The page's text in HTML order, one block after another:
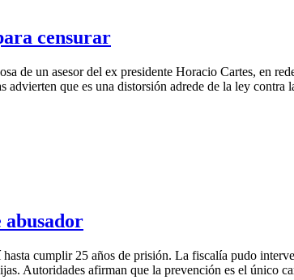
censurar
de un asesor del ex presidente Horacio Cartes, en
que es una distorsión adrede de la ley
abusador
cumplir 25 años de prisión. La fiscalía pudo
Autoridades afirman que la prevención es el único